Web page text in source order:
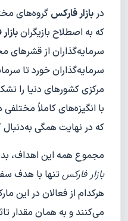
دربازار فارکس گروه‌های
که به اصطلاح بازیگران
سرمایه‌گذاران از
سرمایه‌گذاران خورد تا
مرکزی کشورهای دنیا را
با انگیزه‌های کاملاً مختلفی
که در نهایت همگی
مجموع همه این اهداف،
بازار فارکستنها با هدف
هرکدام از فعالان در این
می‌کنند و به همان مقدار